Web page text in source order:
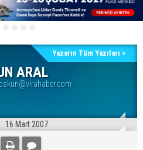
ARAL
Yazarın Tüm Yazıları >
16 Mart 2007